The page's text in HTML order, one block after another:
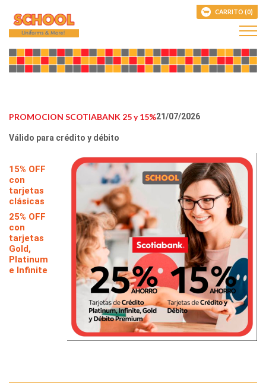
CARRITO (0)
PROMOCION SCOTIABANK 25 y 15%21/07/2026
Válido para crédito y débito
15% OFF
con
tarjetas
clásicas
25% OFF
con
tarjetas
Gold,
Platinum
e Infinite